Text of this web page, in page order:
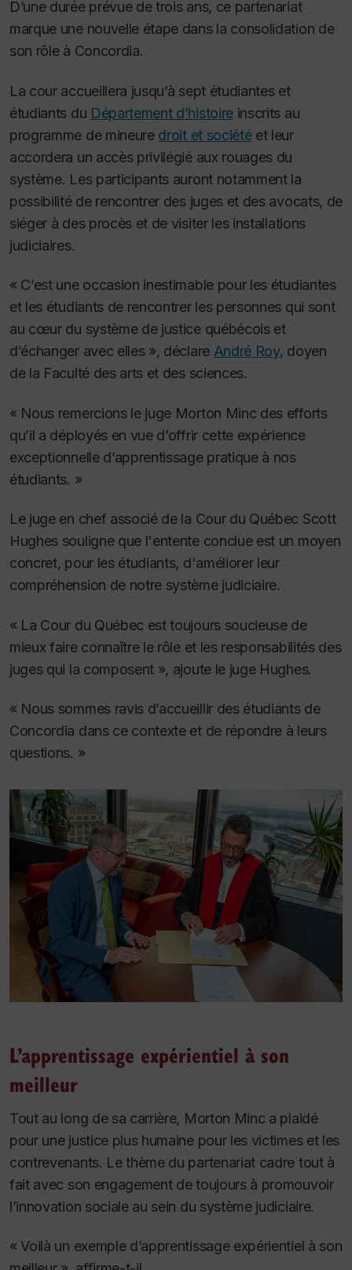
D’une durée prévue de trois ans, ce partenariat
marque une nouvelle étape dans la consolidation de
son rôle à Concordia.
La cour accueillera jusqu’à sept étudiantes et
étudiants du Département d’histoireinscrits au
programme de mineure droit et sociétéet leur
accordera un accès privilégié aux rouages du
système. Les participants auront notamment la
possibilité de rencontrer des juges et des avocats, de
siéger à des procès et de visiter les installations
judiciaires.
« C’est une occasion inestimable pour les étudiantes
et les étudiants de rencontrer les personnes qui sont
au cœur du système de justice québécois et
d’échanger avec elles », déclare André Roy, doyen
de la Faculté des arts et des sciences.
« Nous remercions le juge Morton Minc des efforts
qu’il a déployés en vue d’offrir cette expérience
exceptionnelle d’apprentissage pratique à nos
étudiants. »
Le juge en chef associé de la Cour du Québec Scott
Hughes souligne que l'entente conclue est un moyen
concret, pour les étudiants, d'améliorer leur
compréhension de notre système judiciaire.
« La Cour du Québec est toujours soucieuse de
mieux faire connaître le rôle et les responsabilités des
juges qui la composent », ajoute le juge Hughes.
« Nous sommes ravis d’accueillir des étudiants de
Concordia dans ce contexte et de répondre à leurs
questions. »
L’apprentissage expérientiel à son
meilleur
Tout au long de sa carrière, Morton Minc a plaidé
pour une justice plus humaine pour les victimes et les
contrevenants. Le thème du partenariat cadre tout à
fait avec son engagement de toujours à promouvoir
l’innovation sociale au sein du système judiciaire.
« Voilà un exemple d’apprentissage expérientiel à son